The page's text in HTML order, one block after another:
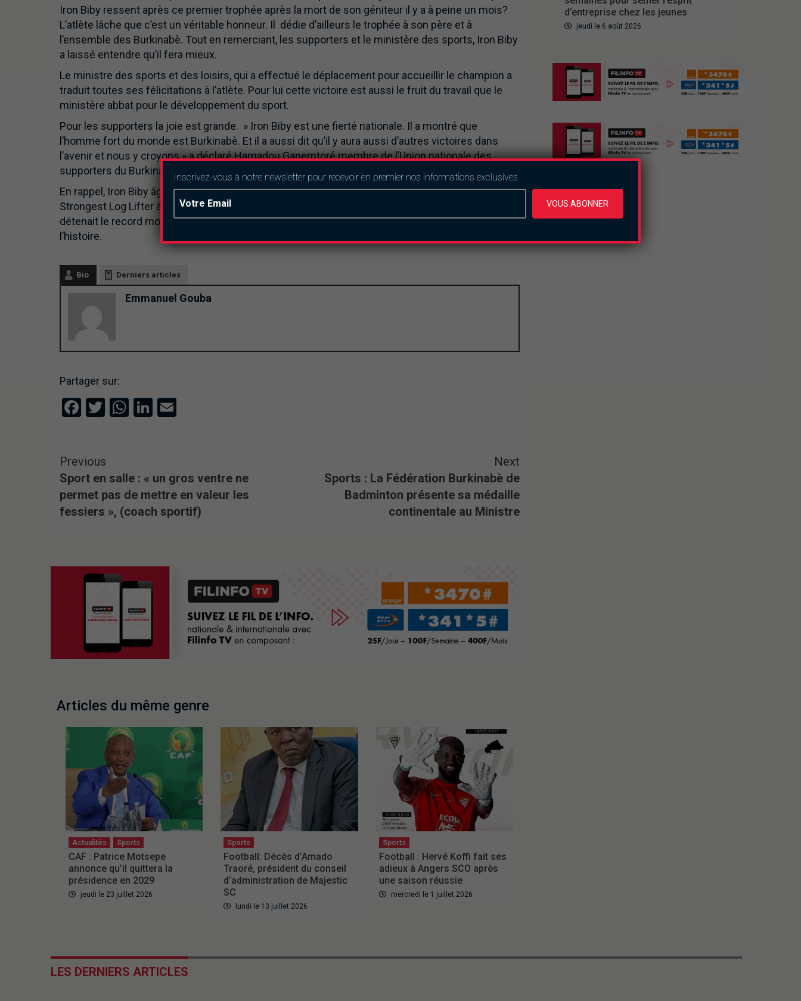
Iron Biby ressent après ce premier trophée après la mort de son géniteur il y a à peine un mois?
L’atlète lâche que c’est un véritable honneur. Il dédie d’ailleurs le trophée à son père et à
l’ensemble des Burkinabè. Tout en remerciant, les supporters et le ministère des sports, Iron Biby
a laissé entendre qu’il fera mieux.
Le ministre des sports et des loisirs, qui a effectué le déplacement pour accueillir le champion a
traduit toutes ses félicitations à l’atlète. Pour lui cette victoire est aussi le fruit du travail que le
ministère abbat pour le développement du sport.
Pour les supporters la joie est grande. » Iron Biby est une fierté nationale. Il a montré que
l’homme fort du monde est Burkinabè. Et il a aussi dit qu’il y aura aussi d’autres victoires dans
l’avenir et nous y croyons » a déclaré Hamadou Ganemtoré membre de l’Union nationale des
supporters du Burkina.
En rappel, Iron Biby âgé de 29 ans détient depuis le 18 septembre le record du monde du World
Strongest Log Lifter à Glasgow en Ecosse. Il détrône ainsi le Lithuanien Žydrūnas Savickas qui
détenait le record mondial avec 228 Kg. Soit 1 kg de plus qui fait rentrer le Burkinabè dans
l’histoire.
Bio Derniers articles
Emmanuel Gouba
Partager sur:
Facebook
Twitter
WhatsApp
LinkedIn
Email
Previous
Sport en salle : « un gros ventre ne
permet pas de mettre en valeur les
fessiers », (coach sportif)
Next
Sports : La Fédération Burkinabè de
Badminton présente sa médaille
continentale au Ministre
Articles du même genre
Actualités Sports
CAF : Patrice Motsepe
annonce qu’il quittera la
présidence en 2029
jeudi le 23 juillet 2026
Sports
Football: Décès d’Amado
Traoré, président du conseil
d’administration de Majestic
SC
lundi le 13 juillet 2026
Sports
Football : Hervé Koffi fait ses
adieux à Angers SCO après
une saison réussie
mercredi le 1 juillet 2026
d’entreprise chez les jeunes
jeudi le 6 août 2026
LES DERNIERS ARTICLES
Inscrivez-vous à notre newsletter pour recevoir en premier nos informations exclusives
VOUS ABONNER